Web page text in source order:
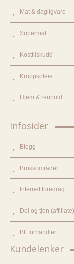
Mat & dagligvare
Supermat
Kosttilskudd
Kroppspleie
Hjem & renhold
Infosider
Blogg
Bruksområder
Internettforedrag
Del og tjen (affiliate)
Bli forhandler
Kundelenker